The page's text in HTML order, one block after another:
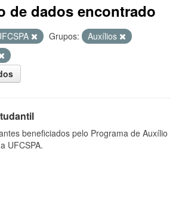
de dados encontrado
Grupos:
Auxílios
beneficiados pelo Programa de Auxílio
UFCSPA.